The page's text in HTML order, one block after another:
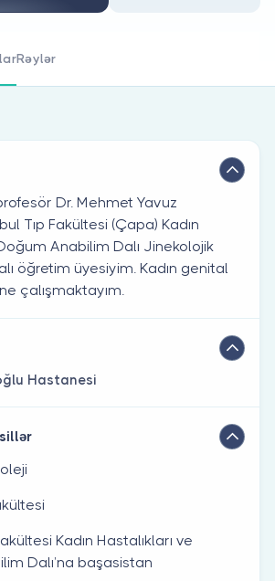
Rəylər
Dr. Mehmet Yavuz
Tıp Fakültesi (Çapa) Kadın
Anabilim Dalı Jinekolojik
öğretim üyesiyim. Kadın genital
çalışmaktayım.
Hastanesi
Kadın Hastalıkları ve
Dalı’na başasistan